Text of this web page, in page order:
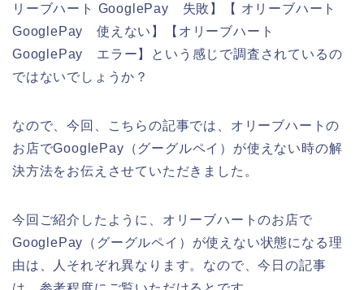
リーブハート GooglePay 失敗】【 オリーブハート
GooglePay 使えない】【オリーブハート
GooglePay エラー】という感じで調査されているの
ではないでしょうか？
なので、今回、こちらの記事では、オリーブハートの
お店でGooglePay（グーグルペイ）が使えない時の解
決方法をお伝えさせていただきました。
今回ご紹介したように、オリーブハートのお店で
GooglePay（グーグルペイ）が使えない状態になる理
由は、人それぞれ異なります。なので、今日の記事